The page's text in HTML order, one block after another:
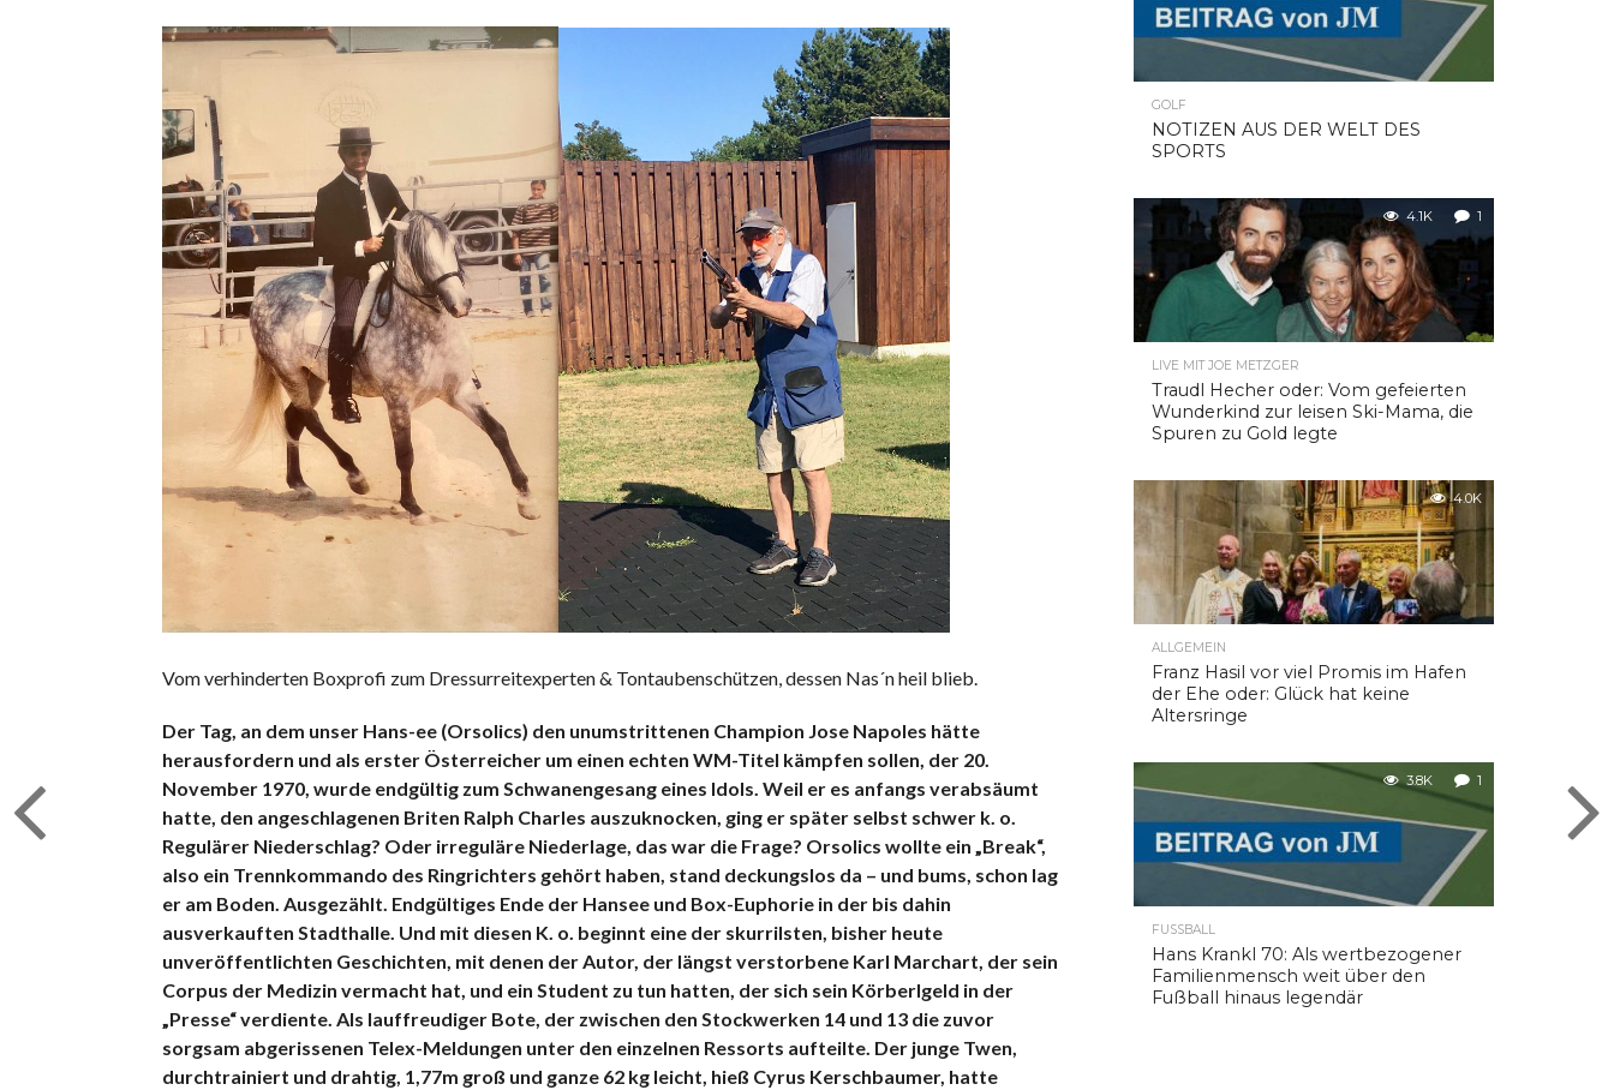
Vom verhinderten Boxprofi zum Dressurreitexperten & Tontaubenschützen, dessen Nas´n heil blieb.
Der Tag, an dem unser Hans-ee (Orsolics) den unumstrittenen Champion Jose Napoles hätte
herausfordern und als erster Österreicher um einen echten WM-Titel kämpfen sollen, der 20.
November 1970, wurde endgültig zum Schwanengesang eines Idols. Weil er es anfangs verabsäumt
hatte, den angeschlagenen Briten Ralph Charles auszuknocken, ging er später selbst schwer k. o.
Regulärer Niederschlag? Oder irreguläre Niederlage, das war die Frage? Orsolics wollte ein „Break“,
also ein Trennkommando des Ringrichters gehört haben, stand deckungslos da – und bums, schon lag
er am Boden. Ausgezählt. Endgültiges Ende der Hansee und Box-Euphorie in der bis dahin
ausverkauften Stadthalle. Und mit diesen K. o. beginnt eine der skurrilsten, bisher heute
unveröffentlichten Geschichten, mit denen der Autor, der längst verstorbene Karl Marchart, der sein
Corpus der Medizin vermacht hat, und ein Student zu tun hatten, der sich sein Körberlgeld in der
„Presse“ verdiente. Als lauffreudiger Bote, der zwischen den Stockwerken 14 und 13 die zuvor
sorgsam abgerissenen Telex-Meldungen unter den einzelnen Ressorts aufteilte. Der junge Twen,
durchtrainiert und drahtig, 1,77m groß und ganze 62 kg leicht, hieß Cyrus Kerschbaumer, hatte
GOLF
NOTIZEN AUS DER WELT DES
SPORTS
4.1K 1
LIVE MIT JOE METZGER
Traudl Hecher oder: Vom gefeierten
Wunderkind zur leisen Ski-Mama, die
Spuren zu Gold legte
4.0K
ALLGEMEIN
Franz Hasil vor viel Promis im Hafen
der Ehe oder: Glück hat keine
Altersringe
3.8K 1
FUSSBALL
Hans Krankl 70: Als wertbezogener
Familienmensch weit über den
Fußball hinaus legendär